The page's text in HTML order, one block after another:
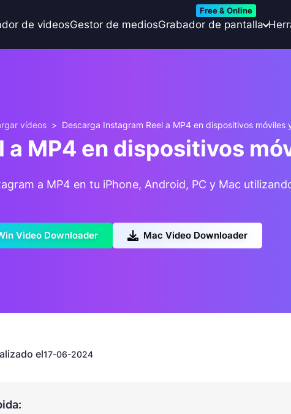
de videosGestor de mediosGrabador de pantalla
Free & Online
vídeos > Descarga Instagram Reel a MP4 en dispositivos móviles
a MP4 en dispositivos
a MP4 en tu iPhone, Android, PC y Mac
Video Downloader Mac Video Downloader
el17-06-2024